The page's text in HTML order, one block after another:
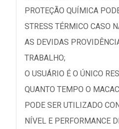
PROTEÇÃO QUÍMICA
STRESS TÉRMICO CASO
AS DEVIDAS
TRABALHO;
O USUÁRIO É O ÚNICO
QUANTO TEMPO O
PODE SER UTILIZADO
NÍVEL E PERFORMANCE